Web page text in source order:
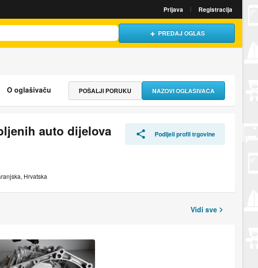
Prijava Registracija
PREDAJ OGLAS
auto dijelova
Hrvatska
Podijeli profil trgovine
O oglašivaču NAZOVI OGLAŠIVAČA
POŠALJI PORUKU
Vidi sve